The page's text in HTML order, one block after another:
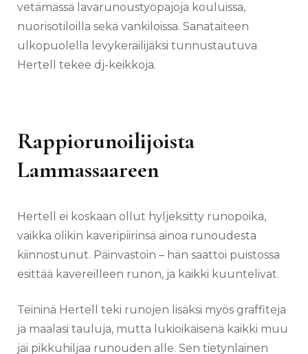
vetämässä lavarunoustyöpajoja kouluissa,
nuorisotiloilla sekä vankiloissa. Sanataiteen
ulkopuolella levykeräilijäksi tunnustautuva
Hertell tekee dj-keikkoja.
Rappiorunoilijoista
Lammassaareen
Hertell ei koskaan ollut hyljeksitty runopoika,
vaikka olikin kaveripiirinsä ainoa runoudesta
kiinnostunut. Päinvastoin – hän saattoi puistossa
esittää kavereilleen runon, ja kaikki kuuntelivat.
Teininä Hertell teki runojen lisäksi myös graffiteja
ja maalasi tauluja, mutta lukioikäisenä kaikki muu
jäi pikkuhiljaa runouden alle. Sen tietynlainen